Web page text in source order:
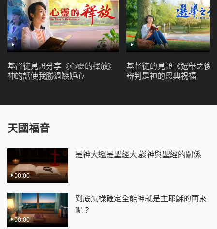
助，是人唯一可信賴、可依靠的！
基督徒見證分享《心靈的釋放》
神的話使我勝過嫉妒心
基督徒的見證《選舉之後
審判是神的恩典祝福
天國福音
00:00
是神大還是聖經大,談神與聖經的關係
00:00
到底怎樣確定全能神就是主耶穌的再來
呢？